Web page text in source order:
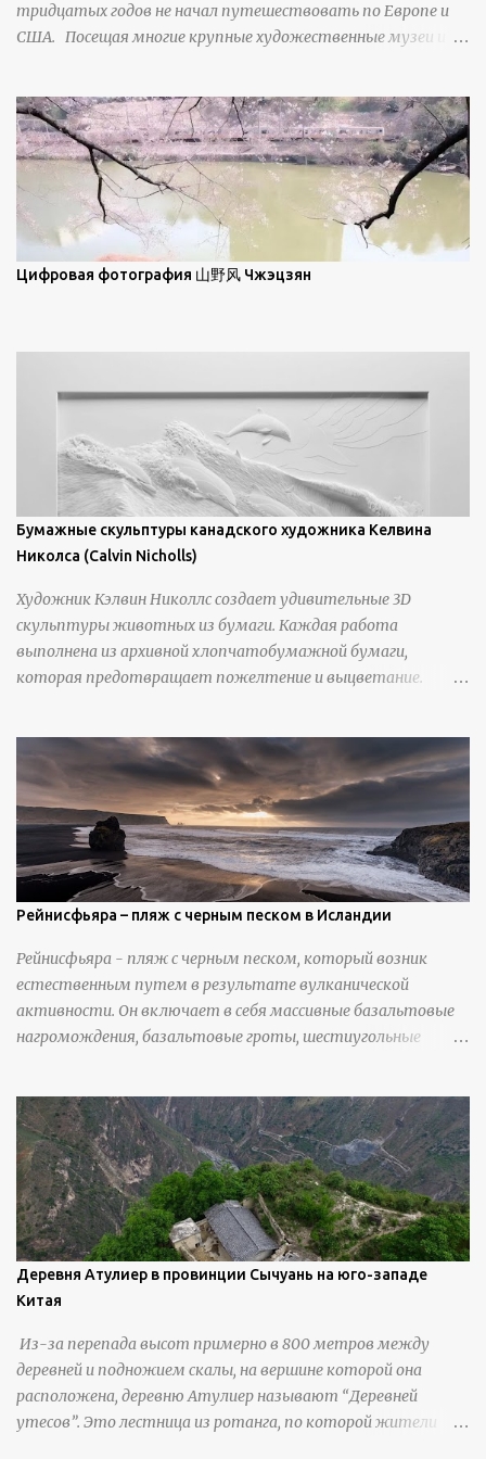
ниже; при более высокой солнечной позиции снег
демонстрирует матовое отражение. Эти
тридцатых годов не начал путешествовать по Европе и
США. Посещая многие крупные художественные музеи и
Брайан Шервин прокомментировал картины художника,
заявив, что "Такаюки Харада сочетает в себе классическую
элегантность живописи с реалиями современной жизни. В
некотором смысле, персонажи его картин предлагают
зрителям незаконченный рассказ, который усиливается его
уникальной манерой использования освещения". Для
просмотра всех работ, посетите страницу –
Цифровая фотография 山野风 Чжэцзян
Бумажные скульптуры канадского художника Келвина
Николса (Calvin Nicholls)
Художник Кэлвин Николлс создает удивительные 3D
скульптуры животных из бумаги. Каждая работа
выполнена из архивной хлопчатобумажной бумаги,
которая предотвращает пожелтение и выцветание.
инструменты для текстурирования, чтобы точно
вылепить каждую деталь. источник
https://calvinnicholls.com/
Рейнисфьяра – пляж с черным песком в Исландии
Рейнисфьяра - пляж с черным песком, который возник
естественным путем в результате вулканической
активности. Он включает в себя массивные базальтовые
нагромождения, базальтовые гроты, шестиугольные
Деревня Атулиер в провинции Сычуань на юго-западе
Китая
Из-за перепада высот примерно в 800 метров между
деревней и подножием скалы, на вершине которой она
расположена, деревню Атулиер называют “Деревней
утесов”. Это лестница из ротанга, по которой жители